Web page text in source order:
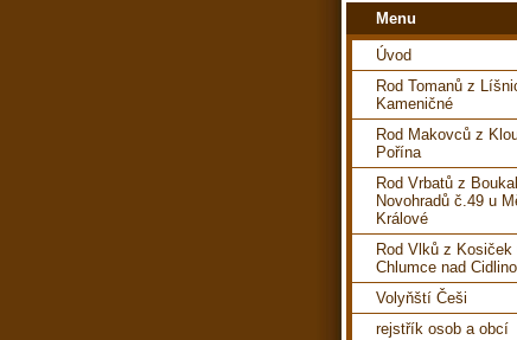
Menu
Úvod
Rod Tomanů z
Kameničné
Rod Makovců z
Pořína
Rod Vrbatů z
Novohradů č.49 u
Králové
Rod Vlků z Kosiček
Chlumce nad
Volyňští Češi
rejstřík osob a obcí